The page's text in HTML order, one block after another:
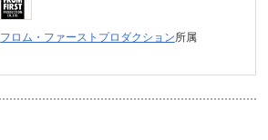
フロム・ファーストプロダクション所属